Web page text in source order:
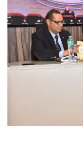
الطلاب
هيئة التدريس
الدراسات العليا
الموظفون